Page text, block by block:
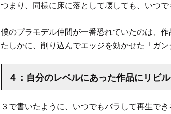
つまり、同様に床に落として壊しても、いつで
僕のプラモデル仲間が一番恐れていたのは、作
たしかに、削り込んでエッジを効かせた「ガ
４：自分のレベルにあった作品にリビ
３で書いたように、いつでもバラして再生で